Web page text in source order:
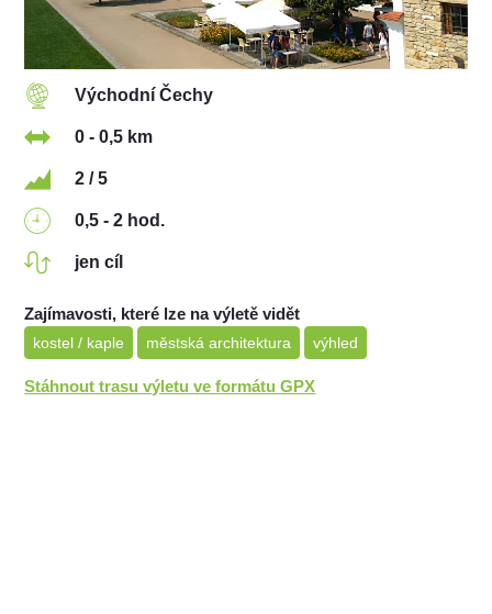
Východní Čechy
0 - 0,5 km
2 / 5
0,5 - 2 hod.
jen cíl
Zajímavosti, které lze na výletě vidět
kostel / kaple městská architektura výhled
Stáhnout trasu výletu ve formátu GPX